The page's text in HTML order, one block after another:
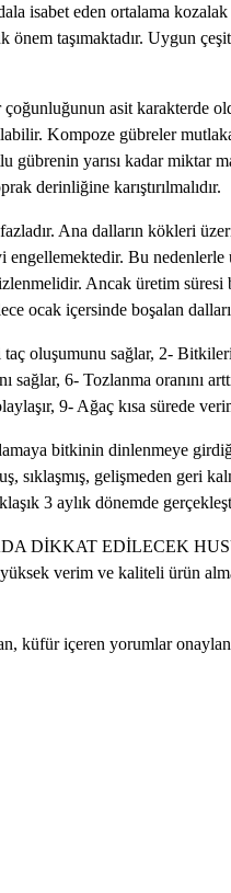
5'den az ise
taşımaktadır. Uygun
olduğu
Kompoze gübreler
yarısı kadar miktar
derinliğine karıştırılmalıdır.
kökleri üzerinde
Bu
Ancak üretim süresi
ocak içersinde boşalan
daha uzun süre
sağlar, 6- Tozlanma oranını
9- Ağaç kısa sürede
girdiği ve büyük
sıklaşmış, gelişmeden geri
3 aylık dönemde
mesafe
yüksek verim ve kaliteli ürün
küfür içeren yorumlar